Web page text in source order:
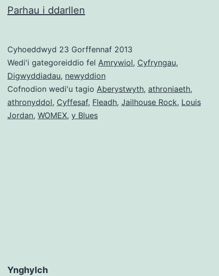
Parhau i ddarllen
Ddant
Pawb..
Cyhoeddwyd 23 Gorffennaf 2013
Wedi'i gategoreiddio fel Amrywiol, Cyfryngau,
Digwyddiadau, newyddion
Cofnodion wedi'u tagio Aberystwyth, athroniaeth,
athronyddol, Cyffesaf, Fleadh, Jailhouse Rock, Louis
Jordan, WOMEX, y Blues
Ynghylch